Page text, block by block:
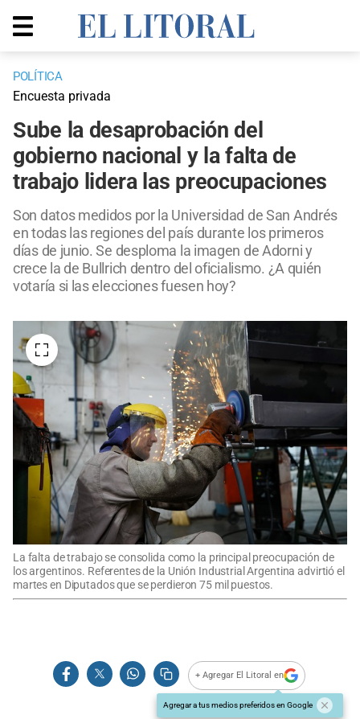
POLÍTICA
Encuesta privada
Sube la desaprobación del
gobierno nacional y la falta de
trabajo lidera las preocupaciones
Son datos medidos por la Universidad de San Andrés
en todas las regiones del país durante los primeros
días de junio. Se desploma la imagen de Adorni y
crece la de Bullrich dentro del oficialismo. ¿A quién
votaría si las elecciones fuesen hoy?
La falta de trabajo se consolida como la principal preocupación de
los argentinos. Referentes de la Unión Industrial Argentina advirtió el
martes en Diputados que se perdieron 75 mil puestos.
+ Agregar El Litoral en
Agregar a tus medios preferidos en Google